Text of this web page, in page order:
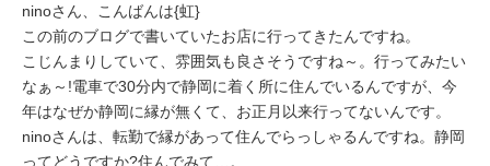
ン
ninoさん、こんばんは{虹}
この前のブログで書いていたお店に行ってきたんですね。
こじんまりしていて、雰囲気も良さそうですね～。行ってみたい
なぁ～!電車で30分内で静岡に着く所に住んでいるんですが、今
年はなぜか静岡に縁が無くて、お正月以来行ってないんです。
ninoさんは、転勤で縁があって住んでらっしゃるんですね。静岡
ってどうですか?住んでみて…。